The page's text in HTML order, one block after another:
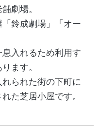
劇場。
鈴成劇場」「オー
入れるため利用す
ます。
られた街の下町に
た芝居小屋です。